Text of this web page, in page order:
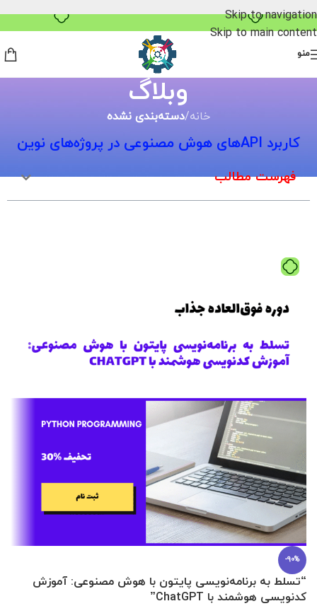
Skip to navigation
Skip to main content
منو
وبلاگ
خانه/دسته‌بندی نشده
کاربرد APIهای هوش مصنوعی در پروژه‌های نوین
فهرست مطالب
-90%
“تسلط به برنامه‌نویسی پایتون با هوش مصنوعی: آموزش
کدنویسی هوشمند با ChatGPT”